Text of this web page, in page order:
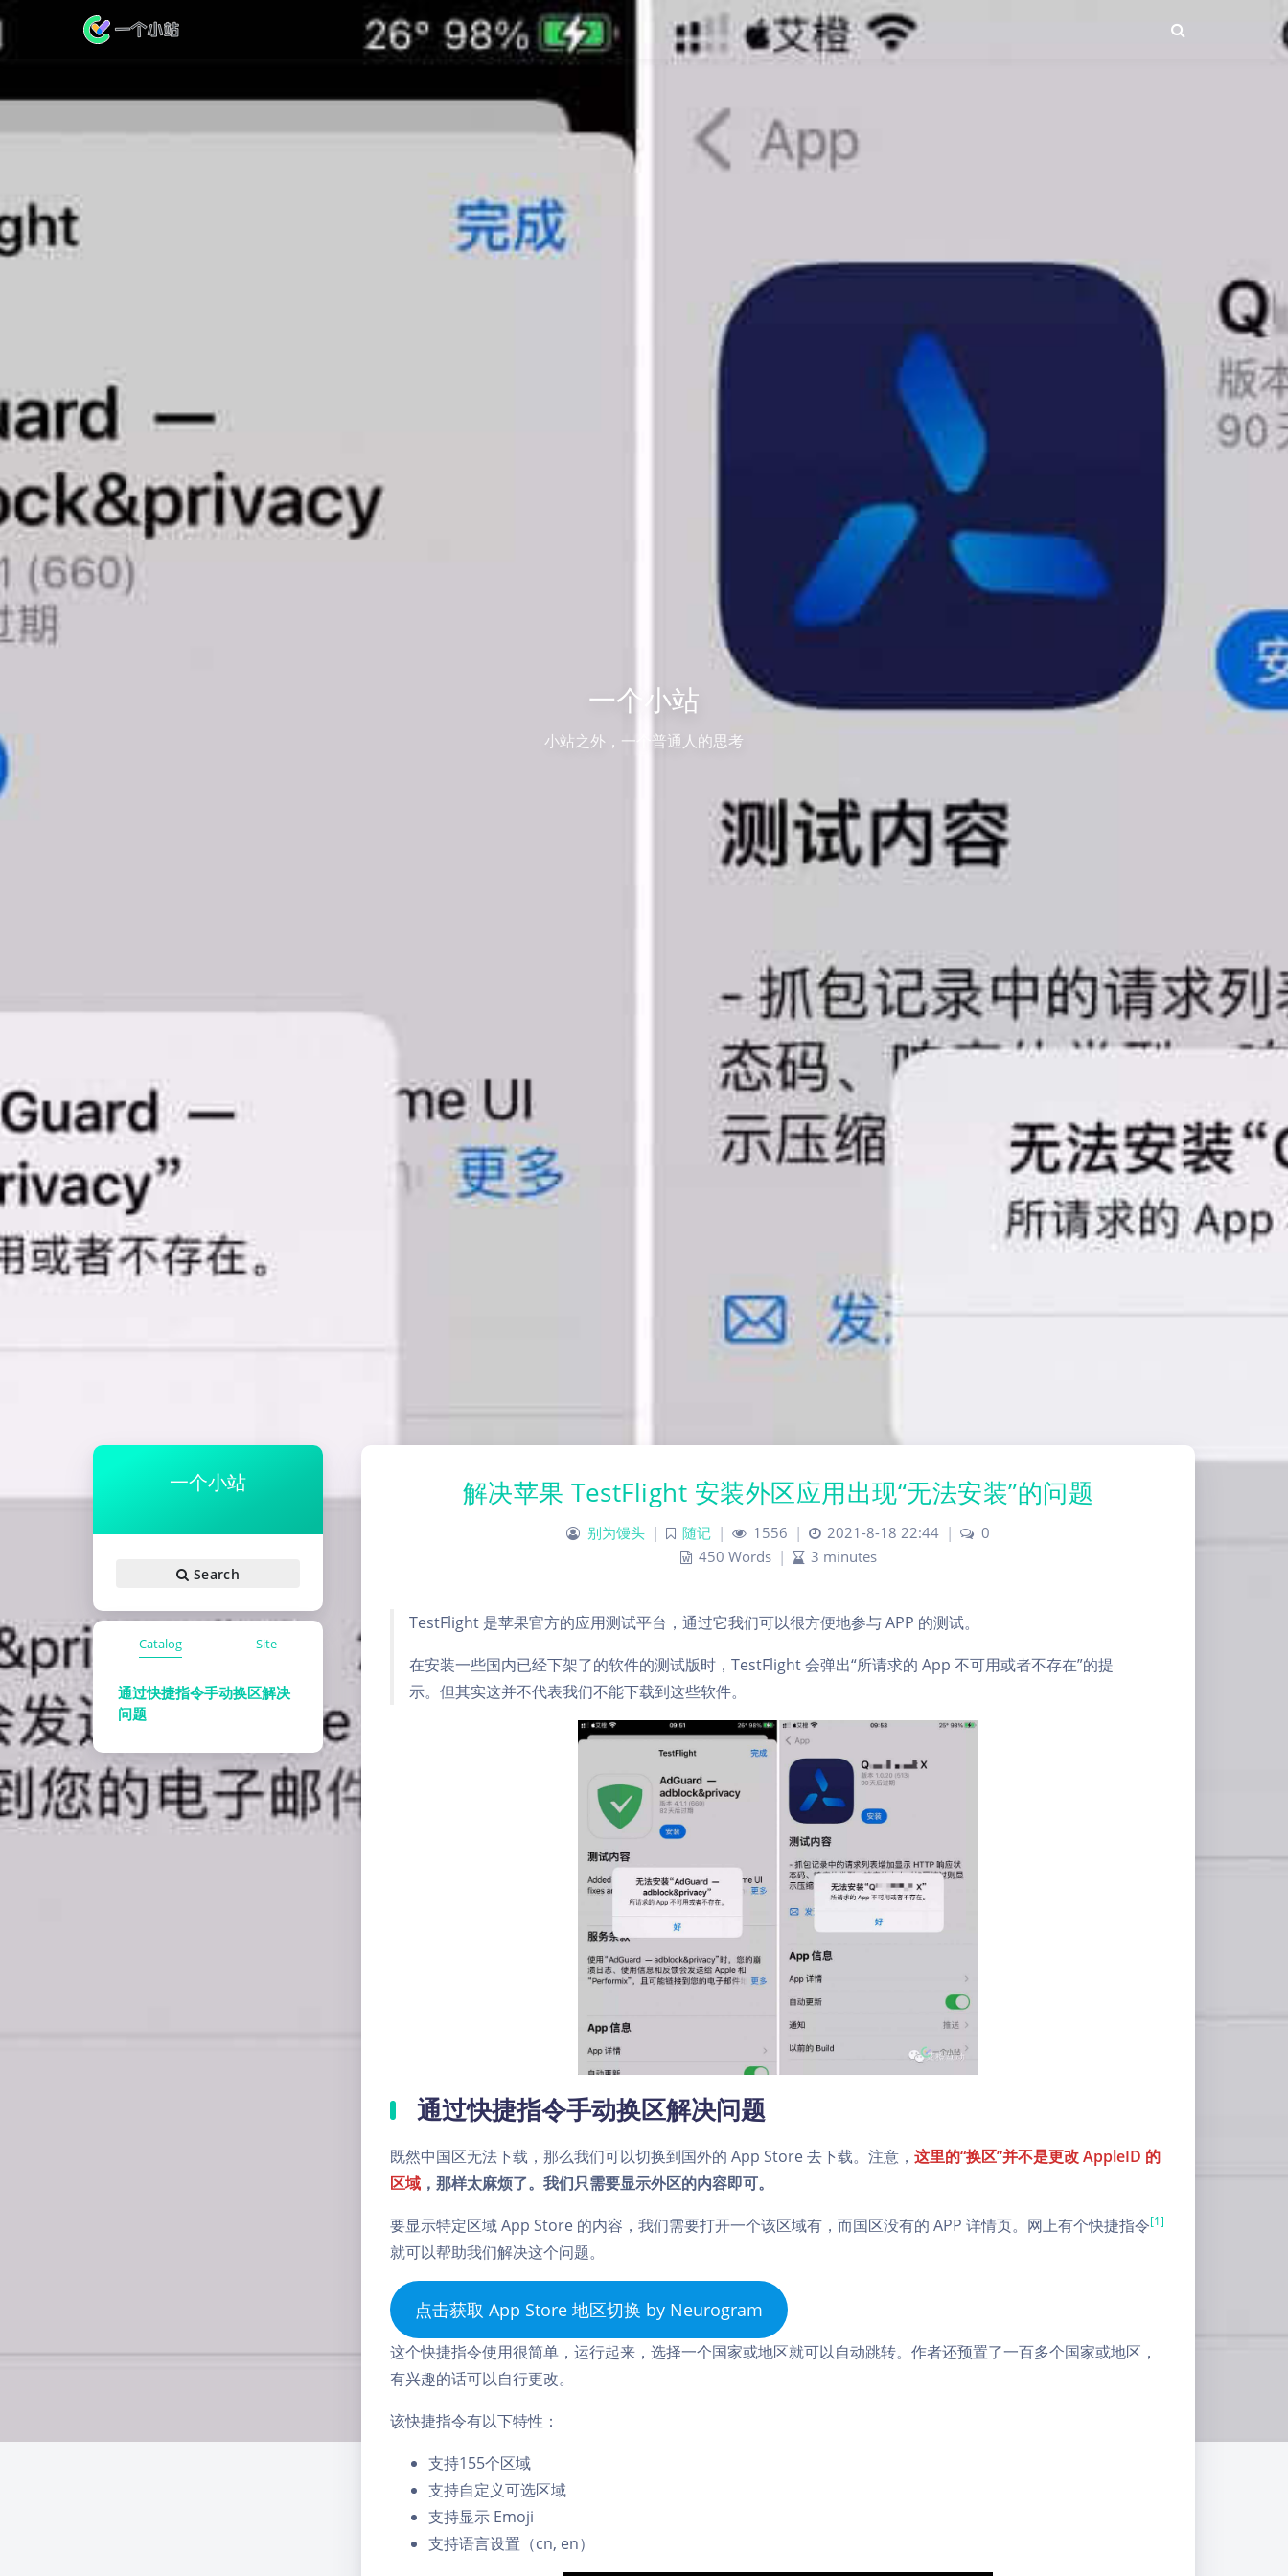
一个小站
小站之外，一个普通人的思考
一个小站
Search
Catalog Site
通过快捷指令手动换区解决
问题
解决苹果 TestFlight 安装外区应用出现“无法安装”的问题
别为馒头 随记 1556 2021-8-18 22:44
0
450 Words
3 minutes
TestFlight 是苹果官方的应用测试平台，通过它我们可以很方便地参与 APP 的测试。
在安装一些国内已经下架了的软件的测试版时，TestFlight 会弹出“所请求的 App 不可用或者不存在”的提
示。但其实这并不代表我们不能下载到这些软件。
通过快捷指令手动换区解决问题
既然中国区无法下载，那么我们可以切换到国外的 App Store 去下载。注意， 这里的“换区”并不是更改 AppleID 的
区域 ，那样太麻烦了。我们只需要显示外区的内容即可。
要显示特定区域 App Store 的内容，我们需要打开一个该区域有，而国区没有的 APP 详情页。网上有个快捷指令[1]
就可以帮助我们解决这个问题。
点击获取 App Store 地区切换 by Neurogram
这个快捷指令使用很简单，运行起来，选择一个国家或地区就可以自动跳转。作者还预置了一百多个国家或地区，
有兴趣的话可以自行更改。
该快捷指令有以下特性：
支持155个区域
支持自定义可选区域
支持显示 Emoji
支持语言设置（cn, en）